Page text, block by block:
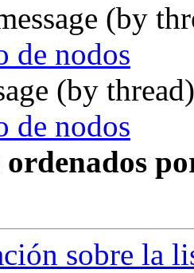
(by
de nodos
(by
de nodos
ordenados
sobre la